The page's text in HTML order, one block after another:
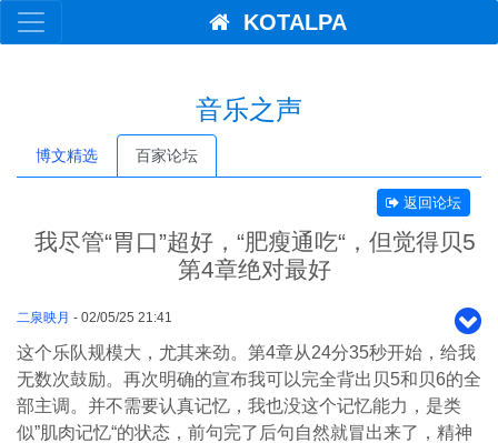
KOTALPA
音乐之声
博文精选 百家论坛
返回论坛
我尽管“胃口”超好，“肥瘦通吃“，但觉得贝5
第4章绝对最好
二泉映月 - 02/05/25 21:41
这个乐队规模大，尤其来劲。第4章从24分35秒开始，给我
无数次鼓励。再次明确的宣布我可以完全背出贝5和贝6的全
部主调。并不需要认真记忆，我也没这个记忆能力，是类
似”肌肉记忆“的状态，前句完了后句自然就冒出来了，精神